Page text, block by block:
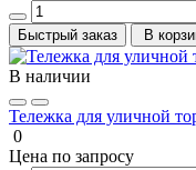
Быстрый заказ В
В наличии
Тележка для уличной
0
Цена по запросу